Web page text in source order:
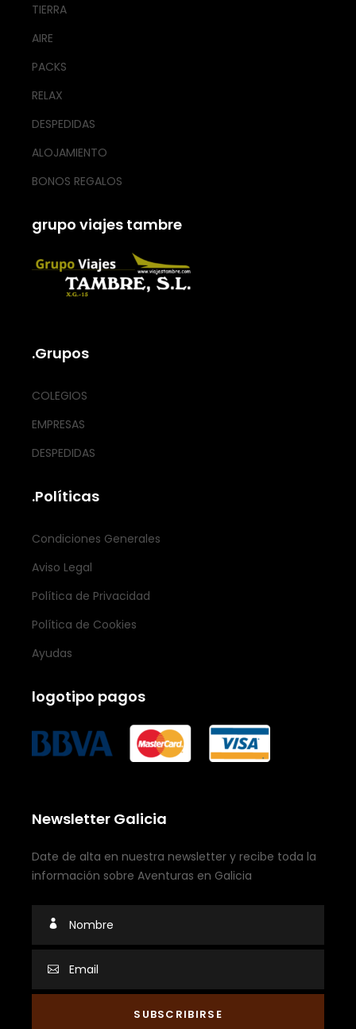
TIERRA
AIRE
PACKS
RELAX
DESPEDIDAS
ALOJAMIENTO
BONOS REGALOS
grupo viajes tambre
.Grupos
COLEGIOS
EMPRESAS
DESPEDIDAS
.Políticas
Condiciones Generales
Aviso Legal
Política de Privacidad
Política de Cookies
Ayudas
logotipo pagos
Newsletter Galicia
Date de alta en nuestra newsletter y recibe toda la
información sobre Aventuras en Galicia